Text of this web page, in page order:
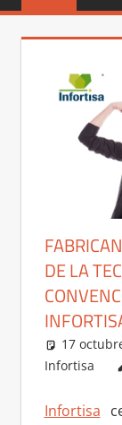
DE LA
17
Infortisa
Infortisa